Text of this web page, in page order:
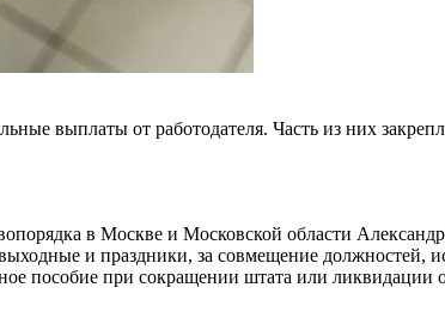
выплаты от работодателя. Часть из них
в Москве и Московской области
и праздники, за совмещение должностей,
пособие при сокращении штата или